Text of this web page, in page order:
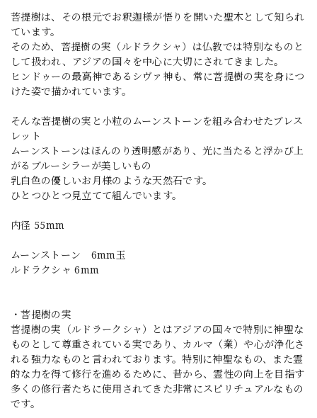
菩提樹は、その根元でお釈迦様が悟りを開いた聖木として知られ
ています。
そのため、菩提樹の実（ルドラクシャ）は仏教では特別なものと
して扱われ、アジアの国々を中心に大切にされてきました。
ヒンドゥーの最高神であるシヴァ神も、常に菩提樹の実を身につ
けた姿で描かれています。
そんな菩提樹の実と小粒のムーンストーンを組み合わせたブレス
レット
ムーンストーンはほんのり透明感があり、光に当たると浮かび上
がるブルーシラーが美しいもの
乳白色の優しいお月様のような天然石です。
ひとつひとつ見立てて組んでいます。
内径 55mm
ムーンストーン 6mm玉
ルドラクシャ 6mm
・菩提樹の実
菩提樹の実（ルドラークシャ）とはアジアの国々で特別に神聖な
ものとして尊重されている実であり、カルマ（業）や心が浄化さ
れる強力なものと言われております。特別に神聖なもの、また霊
的な力を得て修行を進めるために、昔から、霊性の向上を目指す
多くの修行者たちに使用されてきた非常にスピリチュアルなもの
です。